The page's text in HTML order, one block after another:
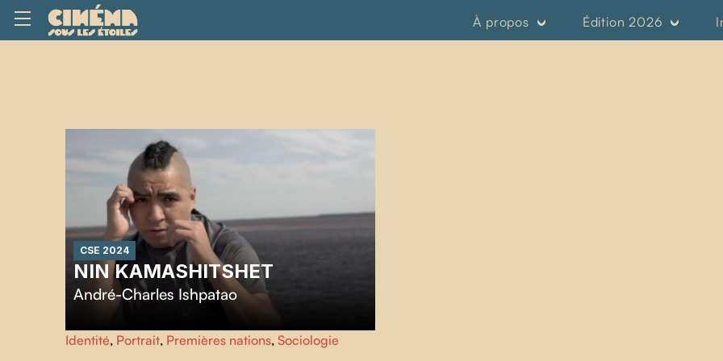
À propos Édition 2026
CSE 2024
NIN KAMASHITSHET
André-Charles Ishpatao
André-Charles est un boxeur. Le sport a changé sa vie. Il
espère que son parcours en inspirera d'autres à retrouver
Identité, Portrait, Premières nations, Sociologie